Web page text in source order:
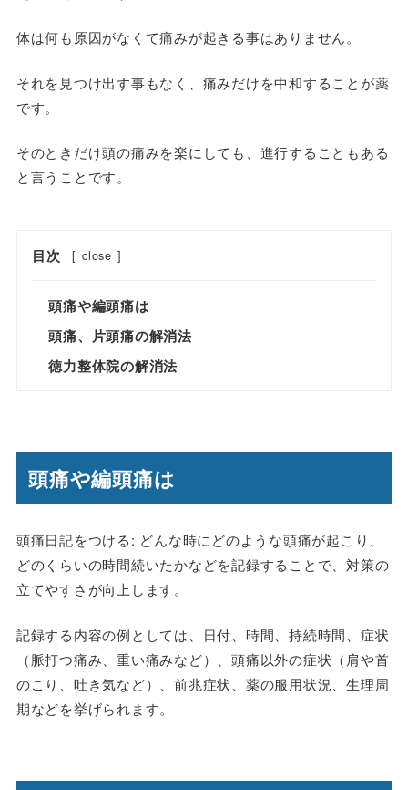
体は何も原因がなくて痛みが起きる事はありません。
それを見つけ出す事もなく、痛みだけを中和することが薬
です。
そのときだけ頭の痛みを楽にしても、進行することもある
と言うことです。
目次 [ close ]
頭痛や編頭痛は
頭痛、片頭痛の解消法
徳力整体院の解消法
頭痛や編頭痛は
頭痛日記をつける: どんな時にどのような頭痛が起こり、
どのくらいの時間続いたかなどを記録することで、対策の
立てやすさが向上します。
記録する内容の例としては、日付、時間、持続時間、症状
（脈打つ痛み、重い痛みなど）、頭痛以外の症状（肩や首
のこり、吐き気など）、前兆症状、薬の服用状況、生理周
期などを挙げられます。